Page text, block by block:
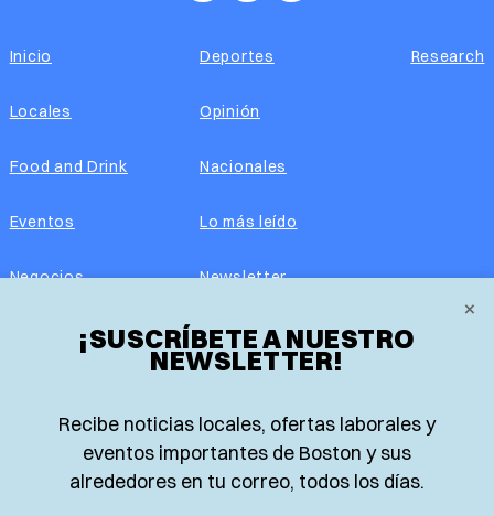
×
¡SUSCRÍBETE A NUESTRO
NEWSLETTER!
Recibe noticias locales, ofertas laborales y
eventos importantes de Boston y sus
alrededores en tu correo, todos los días.
Inicio
Locales
Food and Drink
Eventos
Negocios
Real Estate
Guía de Recursos
Deportes
Opinión
Nacionales
Lo más leído
Newsletter
Edición impresa
Advertise with us
Research